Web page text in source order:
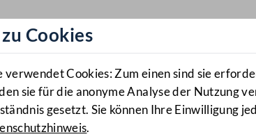
Cookies
verwendet Cookies: Zum einen sind sie
sie für die anonyme Analyse der Nutzung
gesetzt. Sie können Ihre Einwilligung
.